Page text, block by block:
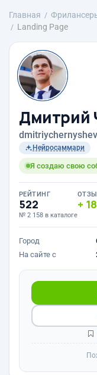
Главная
Landing Page
Дмитрий
dmitriychernyshev
Нейросаммари
Я создаю свою
РЕЙТИНГ
522
№ 2 158 в каталоге
18
Город
На сайте с